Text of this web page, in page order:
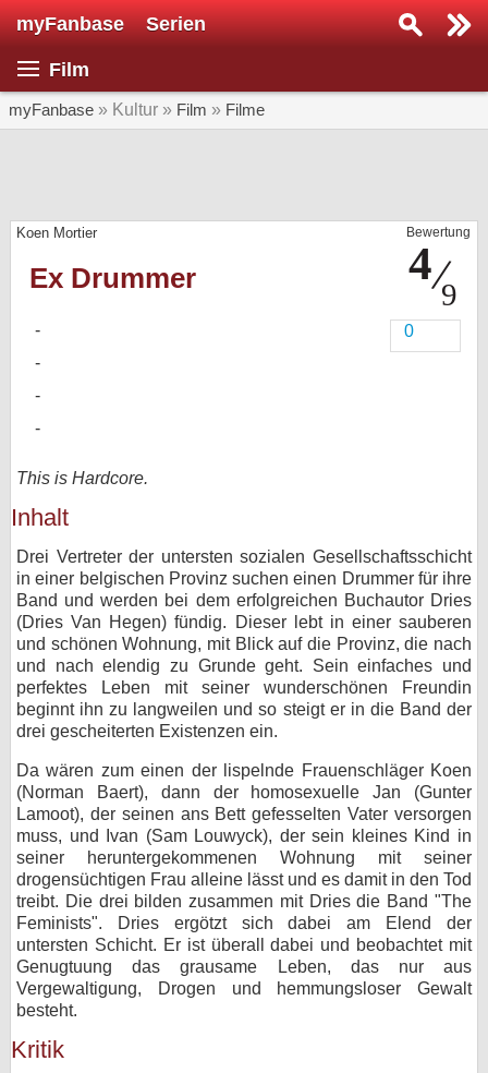
myFanbase Serien
Film
myFanbase » Kultur » Film » Filme
Bewertung
Koen Mortier
Ex Drummer
0
This is Hardcore.
Inhalt
Drei Vertreter der untersten sozialen Gesellschaftsschicht
in einer belgischen Provinz suchen einen Drummer für ihre
Band und werden bei dem erfolgreichen Buchautor Dries
(Dries Van Hegen) fündig. Dieser lebt in einer sauberen
und schönen Wohnung, mit Blick auf die Provinz, die nach
und nach elendig zu Grunde geht. Sein einfaches und
perfektes Leben mit seiner wunderschönen Freundin
beginnt ihn zu langweilen und so steigt er in die Band der
drei gescheiterten Existenzen ein.
Da wären zum einen der lispelnde Frauenschläger Koen
(Norman Baert), dann der homosexuelle Jan (Gunter
Lamoot), der seinen ans Bett gefesselten Vater versorgen
muss, und Ivan (Sam Louwyck), der sein kleines Kind in
seiner heruntergekommenen Wohnung mit seiner
drogensüchtigen Frau alleine lässt und es damit in den Tod
treibt. Die drei bilden zusammen mit Dries die Band "The
Feminists". Dries ergötzt sich dabei am Elend der
untersten Schicht. Er ist überall dabei und beobachtet mit
Genugtuung das grausame Leben, das nur aus
Vergewaltigung, Drogen und hemmungsloser Gewalt
besteht.
Kritik
Serie suchen...
SERIEN
bei Facebook
Kontakt
Nutzungsbedingungen
Datenschutz
Cookie-Einstellungen
Impressum
Desktop-Ansicht
myFanbase